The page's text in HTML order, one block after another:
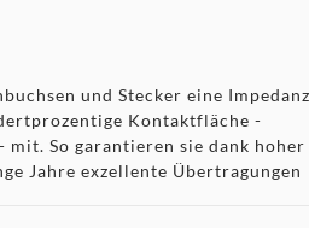
und Stecker eine Impedanz
Kontaktfläche -
So garantieren sie dank hoher
Jahre exzellente Übertragungen